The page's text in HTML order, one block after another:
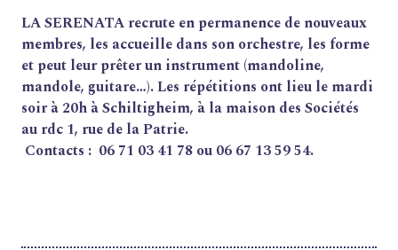
LA SERENATA recrute en permanence de nouveaux
membres, les accueille dans son orchestre, les forme
et peut leur prêter un instrument (mandoline,
mandole, guitare…). Les répétitions ont lieu le mardi
soir à 20h à Schiltigheim, à la maison des Sociétés
au rdc 1, rue de la Patrie.
Contacts : 06 71 03 41 78 ou 06 67 13 59 54.
RECHERCHE
CONTACT
AGENDA
PETITES ANNONCES ET OFFRES D'EMPLOI
ANNUAIRE
ACTUALITÉS